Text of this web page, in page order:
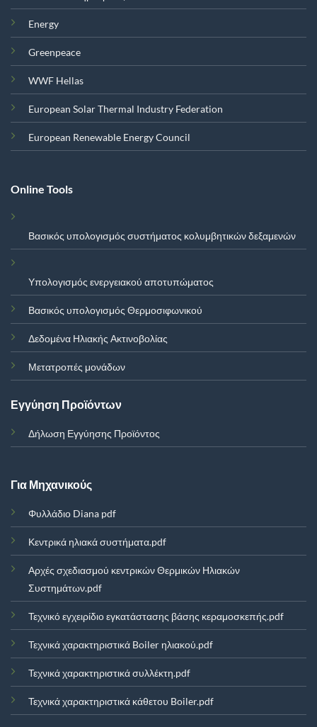
Energy
Greenpeace
WWF Hellas
European Solar Thermal Industry Federation
European Renewable Energy Council
Online Tools
Βασικός υπολογισμός συστήματος κολυμβητικών δεξαμενών
Υπολογισμός ενεργειακού αποτυπώματος
Βασικός υπολογισμός Θερμοσιφωνικού
Δεδομένα Ηλιακής Ακτινοβολίας
Μετατροπές μονάδων
Εγγύηση Προϊόντων
Δήλωση Εγγύησης Προϊόντος
Για Μηχανικούς
Φυλλάδιο Diana pdf
Κεντρικά ηλιακά συστήματα.pdf
Αρχές σχεδιασμού κεντρικών Θερμικών Ηλιακών
Συστημάτων.pdf
Τεχνικό εγχειρίδιο εγκατάστασης βάσης κεραμοσκεπής.pdf
Τεχνικά χαρακτηριστικά Boiler ηλιακού.pdf
Τεχνικά χαρακτηριστικά συλλέκτη.pdf
Τεχνικά χαρακτηριστικά κάθετου Boiler.pdf